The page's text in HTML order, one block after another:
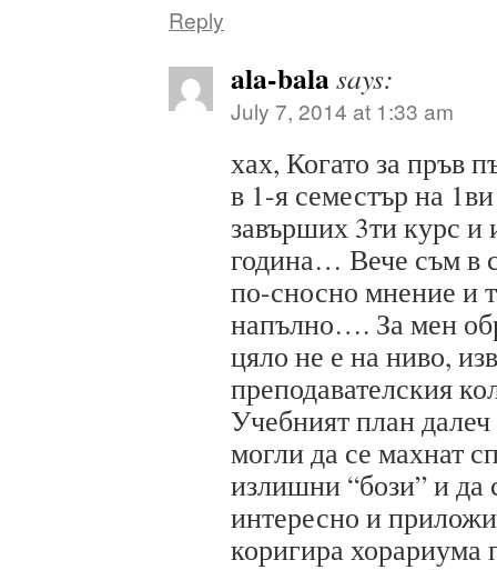
Reply
ala-balasays:
July 7, 2014 at 1:33 am
хах, Когато за пръв
в 1-я семестър на
завърших 3ти курс
година… Вече съм в
по-сносно мнение и
напълно…. За мен
цяло не е на ниво,
преподавателския
Учебният план
могли да се махнат
излишни “бози” и
интересно и
коригира хорариума